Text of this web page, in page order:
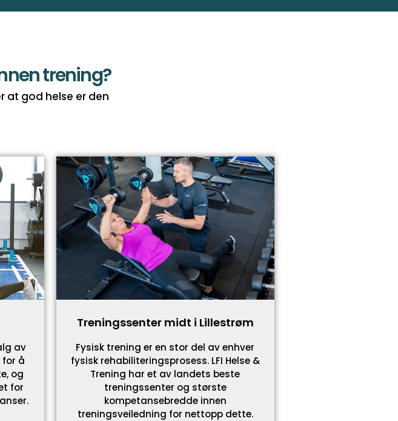
trening?
at god helse er den
av
å
og
for
Treningssenter midt i Lillestrøm
Fysisk trening er en stor del av enhver
fysisk rehabiliteringsprosess. LFI Helse &
Trening har et av landets beste
treningssenter og største
kompetansebredde innen
treningsveiledning for nettopp dette.